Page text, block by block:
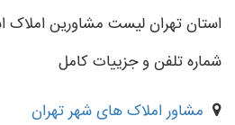
استان تهران لیست مشاورین املاک
شماره تلفن و جزییات کامل
مشاور املاک های شهر تهران